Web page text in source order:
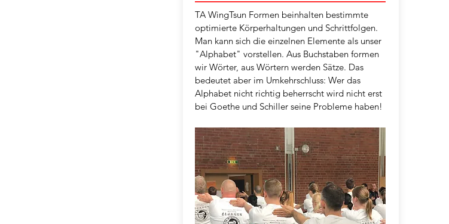
TA WingTsun Formen beinhalten bestimmte
optimierte Körperhaltungen und Schrittfolgen.
Man kann sich die einzelnen Elemente als unser
"Alphabet" vorstellen. Aus Buchstaben formen
wir Wörter, aus Wörtern werden Sätze. Das
bedeutet aber im Umkehrschluss: Wer das
Alphabet nicht richtig beherrscht wird nicht erst
bei Goethe und Schiller seine Probleme haben!